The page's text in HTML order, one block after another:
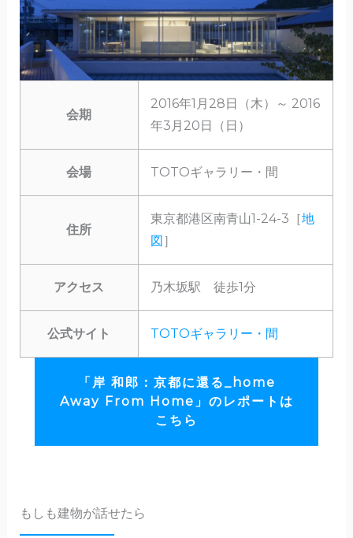
会期
2016年1月28日（木）～ 2016
年3月20日（日）
会場 TOTOギャラリー・間
住所
東京都港区南青山1-24-3［地
図］
アクセス 乃木坂駅 徒歩1分
公式サイト TOTOギャラリー・間
「岸 和郎：京都に還る_home
Away From Home」のレポートは
こちら
もしも建物が話せたら